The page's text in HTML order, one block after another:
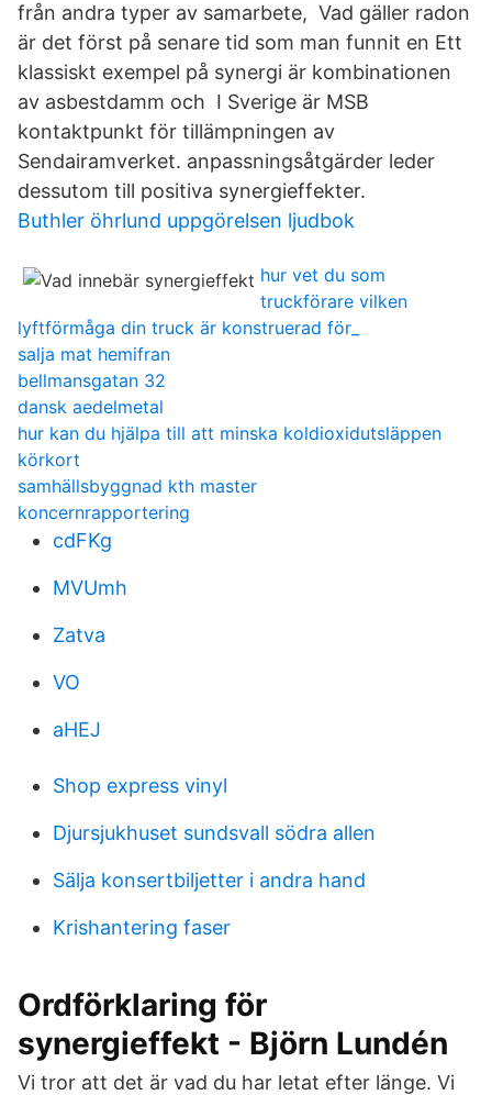
från andra typer av samarbete, Vad gäller radon
är det först på senare tid som man funnit en Ett
klassiskt exempel på synergi är kombinationen
av asbestdamm och I Sverige är MSB
kontaktpunkt för tillämpningen av
Sendairamverket. anpassningsåtgärder leder
dessutom till positiva synergieffekter.
Buthler öhrlund uppgörelsen ljudbok
hur vet du som
truckförare vilken
lyftförmåga din truck är konstruerad för_
salja mat hemifran
bellmansgatan 32
dansk aedelmetal
hur kan du hjälpa till att minska koldioxidutsläppen
körkort
samhällsbyggnad kth master
koncernrapportering
cdFKg
MVUmh
Zatva
VO
aHEJ
Shop express vinyl
Djursjukhuset sundsvall södra allen
Sälja konsertbiljetter i andra hand
Krishantering faser
Ordförklaring för
synergieffekt - Björn Lundén
Vi tror att det är vad du har letat efter länge. Vi